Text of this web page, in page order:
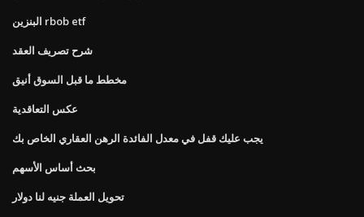
البنزين rbob etf
شرح تصريف العقد
مخطط ما قبل السوق أنيق
عكس التعاقدية
يجب عليك قفل في معدل الفائدة الرهن العقاري الخاص بك
بحث أساس الأسهم
تحويل العملة جنيه لنا دولار